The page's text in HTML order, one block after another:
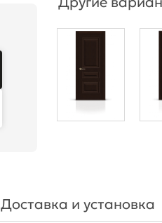
Доставка и установка